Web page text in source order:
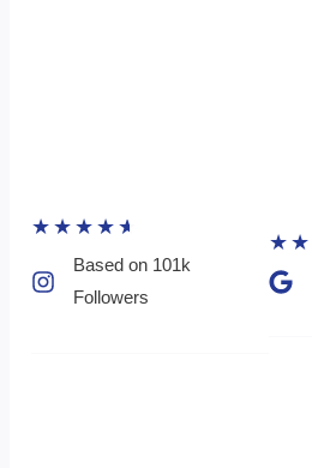
★ ★ ★ ★ ★
Based on 101k
Followers​
★ ★